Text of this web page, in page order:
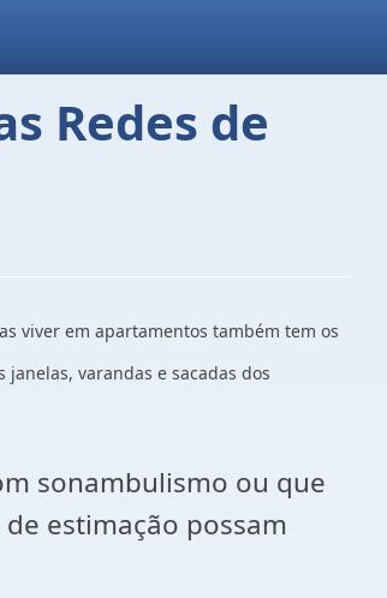
Redes de
viver em apartamentos também tem os
janelas, varandas e sacadas dos
sonambulismo ou que
estimação possam